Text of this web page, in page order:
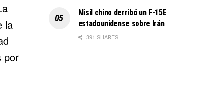
la
por
Misil chino derribó un F-15E
estadounidense sobre Irán
391 SHARES